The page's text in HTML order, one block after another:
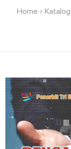
Home Katalog